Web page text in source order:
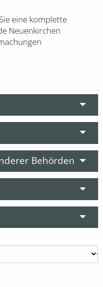
eine komplette
Neuenkirchen
Behörden